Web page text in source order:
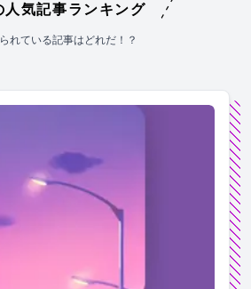
人気記事ランキング
れている記事はどれだ！？